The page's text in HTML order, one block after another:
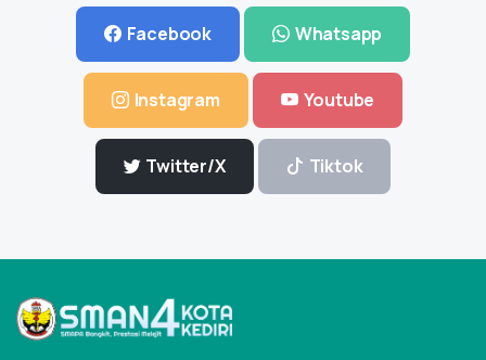
Facebook Whatsapp
Instagram Youtube
Twitter/X Tiktok